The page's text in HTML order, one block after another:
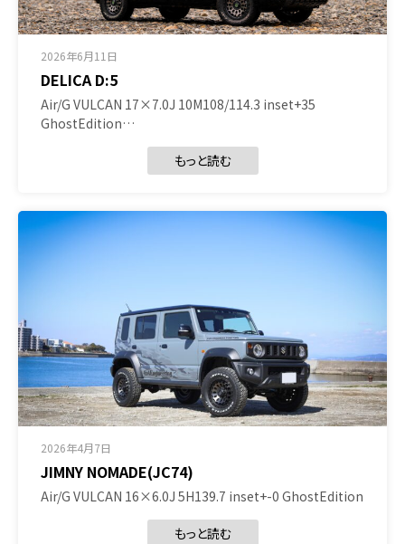
2026年6月11日
DELICA D:5
Air/G VULCAN 17×7.0J 10M108/114.3 inset+35
GhostEdition…
もっと読む
2026年4月7日
JIMNY NOMADE(JC74)
Air/G VULCAN 16×6.0J 5H139.7 inset+-0 GhostEdition
もっと読む